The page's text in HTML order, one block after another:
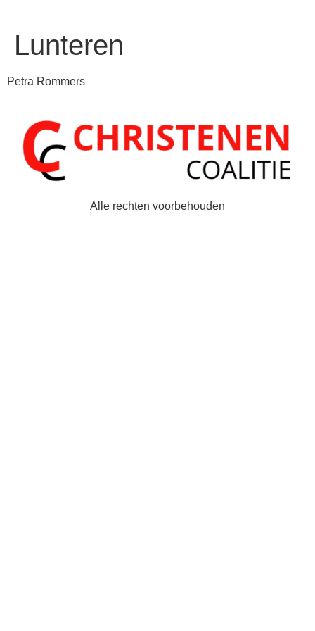
Lunteren
Petra Rommers
Alle rechten voorbehouden